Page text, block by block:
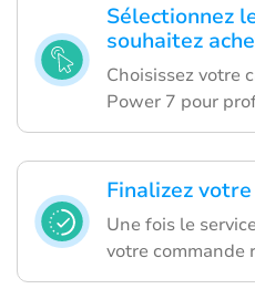
Sélectionnez
souhaitez
Choisissez votre
Power 7 pour
Finalizez
Une fois le
votre commande